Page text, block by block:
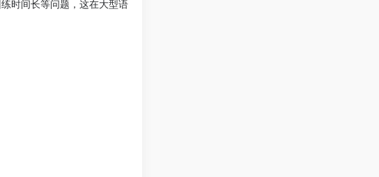
时间长等问题，这在大型语